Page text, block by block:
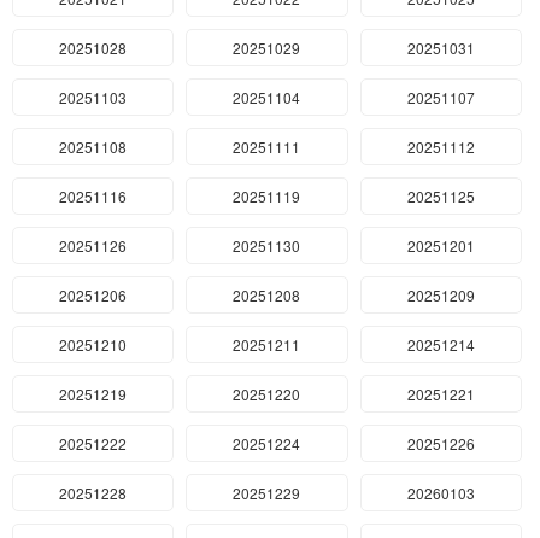
20251028 20251029 20251031
20251103 20251104 20251107
20251108 20251111 20251112
20251116 20251119 20251125
20251126 20251130 20251201
20251206 20251208 20251209
20251210 20251211 20251214
20251219 20251220 20251221
20251222 20251224 20251226
20251228 20251229 20260103